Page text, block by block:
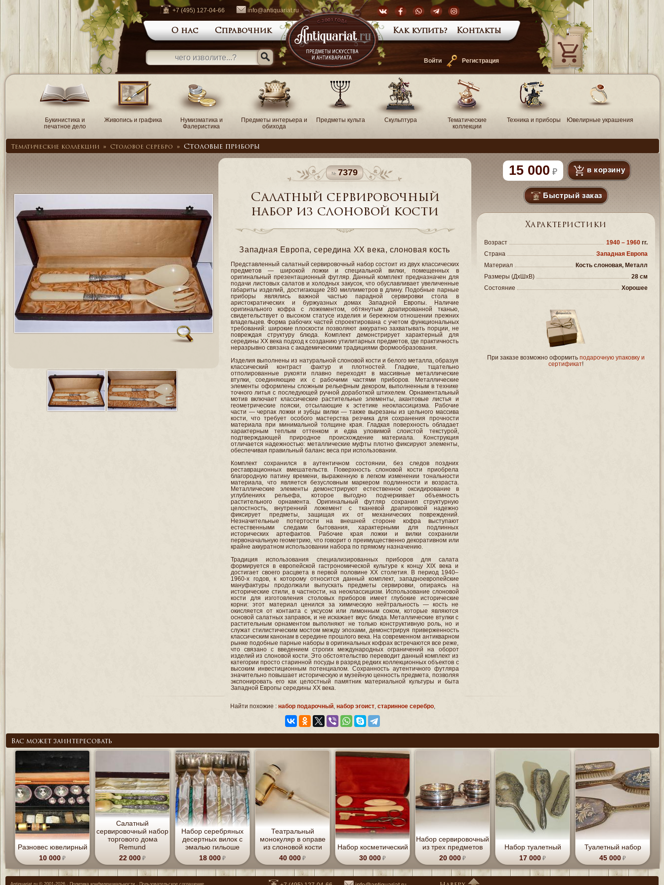
+7 (495) 127-04-66 info@antiquariat.ru
Войти Регистрация
О нас Справочник Как купить? Контакты
—
Букинистика и
печатное дело
Живопись и графика
Нумизматика и
Фалеристика
Предметы интерьера и
обихода
Предметы культа Скульптура
Тематические
коллекции
Техника и приборы Ювелирные украшения
Тематические коллекции » Столовое серебро » Столовые приборы
7379
Салатный сервировочный
набор из слоновой кости
Западная Европа, середина ХХ века, слоновая кость
Представленный салатный сервировочный набор состоит из двух классических
предметов — широкой ложки и специальной вилки, помещенных в
оригинальный презентационный футляр. Данный комплект предназначен для
подачи листовых салатов и холодных закусок, что обуславливает увеличенные
габариты изделий, достигающие 280 миллиметров в длину. Подобные парные
приборы являлись важной частью парадной сервировки стола в
аристократических и буржуазных домах Западной Европы. Наличие
оригинального кофра с ложементом, обтянутым драпированной тканью,
свидетельствует о высоком статусе изделия и бережном отношении прежних
владельцев. Форма рабочих частей спроектирована с учетом функциональных
требований: широкие плоскости позволяют аккуратно захватывать порции, не
повреждая структуру блюда. Комплект демонстрирует характерный для
середины ХХ века подход к созданию утилитарных предметов, где практичность
неразрывно связана с академическими традициями формообразования.
Изделия выполнены из натуральной слоновой кости и белого металла, образуя
классический контраст фактур и плотностей. Гладкие, тщательно
отполированные рукояти плавно переходят в массивные металлические
втулки, соединяющие их с рабочими частями приборов. Металлические
элементы оформлены сложным рельефным декором, выполненным в технике
точного литья с последующей ручной доработкой штихелем. Орнаментальный
мотив включает классические растительные элементы, акантовые листья и
геометрические пояски, отсылающие к эстетике неоклассицизма. Рабочие
части — черпак ложки и зубцы вилки — также вырезаны из цельного массива
кости, что требует особого мастерства резчика для сохранения прочности
материала при минимальной толщине края. Гладкая поверхность обладает
характерным теплым оттенком и едва уловимой слоистой текстурой,
подтверждающей природное происхождение материала. Конструкция
отличается надежностью: металлические муфты плотно фиксируют элементы,
обеспечивая правильный баланс веса при использовании.
Комплект сохранился в аутентичном состоянии, без следов поздних
реставрационных вмешательств. Поверхность слоновой кости приобрела
благородную патину времени, выраженную в легком изменении тональности
материала, что является безусловным маркером подлинности и возраста.
Металлические элементы демонстрируют естественное оксидирование в
углублениях рельефа, которое выгодно подчеркивает объемность
растительного орнамента. Оригинальный футляр сохранил структурную
целостность, внутренний ложемент с тканевой драпировкой надежно
фиксирует предметы, защищая их от механических повреждений.
Незначительные потертости на внешней стороне кофра выступают
естественными следами бытования, характерными для подлинных
исторических артефактов. Рабочие края ложки и вилки сохранили
первоначальную геометрию, что говорит о преимущественно декоративном или
крайне аккуратном использовании набора по прямому назначению.
Традиция использования специализированных приборов для салата
формируется в европейской гастрономической культуре к концу XIX века и
достигает своего расцвета в первой половине ХХ столетия. В период 1940–
1960-х годов, к которому относится данный комплект, западноевропейские
мануфактуры продолжали выпускать предметы сервировки, опираясь на
исторические стили, в частности, на неоклассицизм. Использование слоновой
кости для изготовления столовых приборов имеет глубокие исторические
корни: этот материал ценился за химическую нейтральность — кость не
окисляется от контакта с уксусом или лимонным соком, которые являются
основой салатных заправок, и не искажает вкус блюда. Металлические втулки с
растительным орнаментом выполняют не только конструктивную роль, но и
служат стилистическим мостом между эпохами, демонстрируя приверженность
классическим канонам в середине прошлого века. На современном антикварном
рынке подобные парные наборы в оригинальных кофрах встречаются все реже,
что связано с введением строгих международных ограничений на оборот
изделий из слоновой кости. Это обстоятельство переводит данный комплект из
категории просто старинной посуды в разряд редких коллекционных объектов с
высоким инвестиционным потенциалом. Сохранность аутентичного футляра
значительно повышает историческую и музейную ценность предмета, позволяя
экспонировать его как целостный памятник материальной культуры и быта
Западной Европы середины ХХ века.
15 000 в корзину
Быстрый заказ
Характеристики
Возраст 1940 – 1960 гг.
Страна
Западная Европа
Материал
Кость слоновая, Металл
Размеры (ДxШxВ)
28 см
Состояние
Хорошее
При заказе возможно оформить подарочную упаковку и
сертификат!
Найти похожие : набор подарочный, набор эгоист, старинное серебро,
Вас может заинтересовать
Разновес ювелирный
10 000
Салатный
сервировочный набор
торгового дома
Remund
22 000
Набор серебряных
десертных вилок с
эмалью гильоше
18 000
Театральный
монокуляр в оправе
из слоновой кости
40 000
Набор косметический
30 000
Набор сервировочный
из трех предметов
20 000
Набор туалетный
17 000
Туалетный набор
45 000
Antiquariat.ru © 2001-2026 ‧ Политика конфиденциальности ‧ Пользовательское соглашение